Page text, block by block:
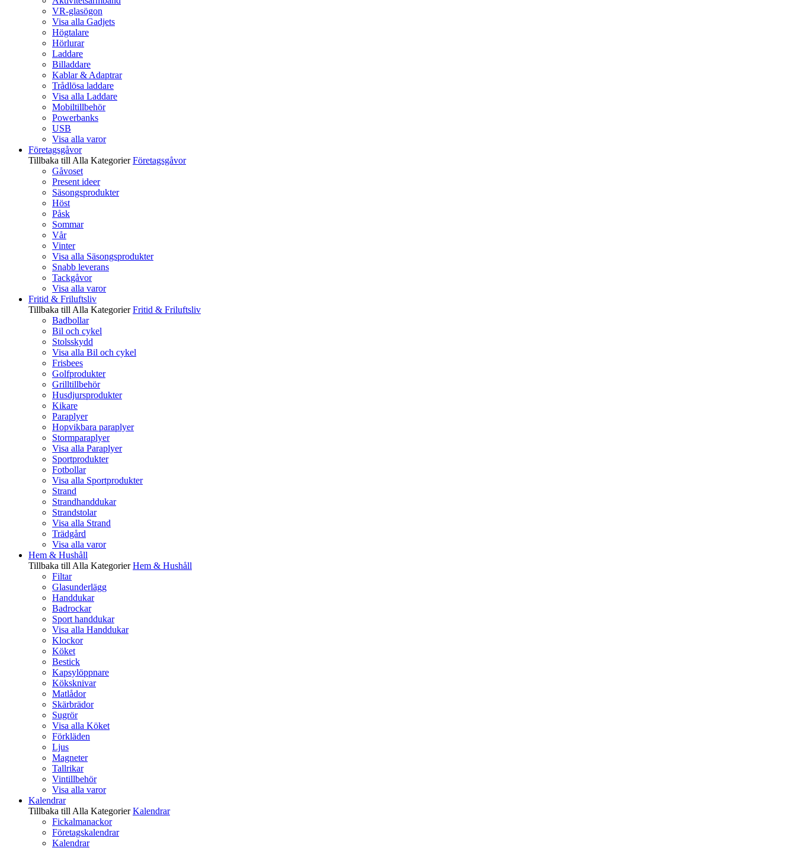
VR-glasögon
Visa alla Gadjets
Högtalare
Hörlurar
Laddare
Billaddare
Kablar & Adaptrar
Trådlösa laddare
Visa alla Laddare
Mobiltillbehör
Powerbanks
USB
Visa alla varor
Företagsgåvor
Tillbaka till Alla Kategorier Företagsgåvor
Gåvoset
Present ideer
Säsongsprodukter
Höst
Påsk
Sommar
Vår
Vinter
Visa alla Säsongsprodukter
Snabb leverans
Tackgåvor
Visa alla varor
Fritid & Friluftsliv
Tillbaka till Alla Kategorier Fritid & Friluftsliv
Badbollar
Bil och cykel
Stolsskydd
Visa alla Bil och cykel
Frisbees
Golfprodukter
Grilltillbehör
Husdjursprodukter
Kikare
Paraplyer
Hopvikbara paraplyer
Stormparaplyer
Visa alla Paraplyer
Sportprodukter
Fotbollar
Visa alla Sportprodukter
Strand
Strandhanddukar
Strandstolar
Visa alla Strand
Trädgård
Visa alla varor
Hem & Hushåll
Tillbaka till Alla Kategorier Hem & Hushåll
Filtar
Glasunderlägg
Handdukar
Badrockar
Sport handdukar
Visa alla Handdukar
Klockor
Köket
Bestick
Kapsylöppnare
Köksknivar
Matlådor
Skärbrädor
Sugrör
Visa alla Köket
Förkläden
Ljus
Magneter
Tallrikar
Vintillbehör
Visa alla varor
Kalendrar
Tillbaka till Alla Kategorier Kalendrar
Fickalmanackor
Företagskalendrar
Kalendrar